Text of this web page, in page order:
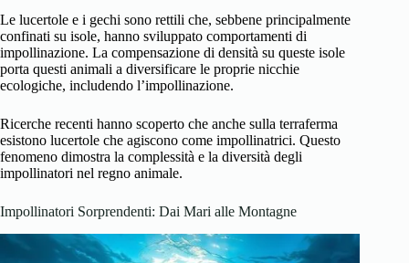
Le lucertole e i gechi sono rettili che, sebbene principalmente
confinati su isole, hanno sviluppato comportamenti di
impollinazione. La compensazione di densità su queste isole
porta questi animali a diversificare le proprie nicchie
ecologiche, includendo l’impollinazione.
Ricerche recenti hanno scoperto che anche sulla terraferma
esistono lucertole che agiscono come impollinatrici. Questo
fenomeno dimostra la complessità e la diversità degli
impollinatori nel regno animale.
Impollinatori Sorprendenti: Dai Mari alle Montagne